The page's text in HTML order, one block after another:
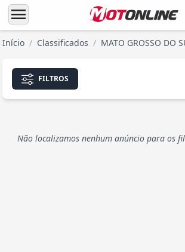
menu
Início / Classificados / MATO GROSSO DO
FILTROS
Não localizamos nenhum anúncio para os